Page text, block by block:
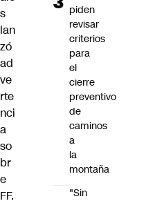
s
lan
zó
ad
ve
rte
nci
a
so
br
e
FF.
piden
revisar
criterios
para
el
cierre
preventivo
de
caminos
a
la
montaña
"Sin